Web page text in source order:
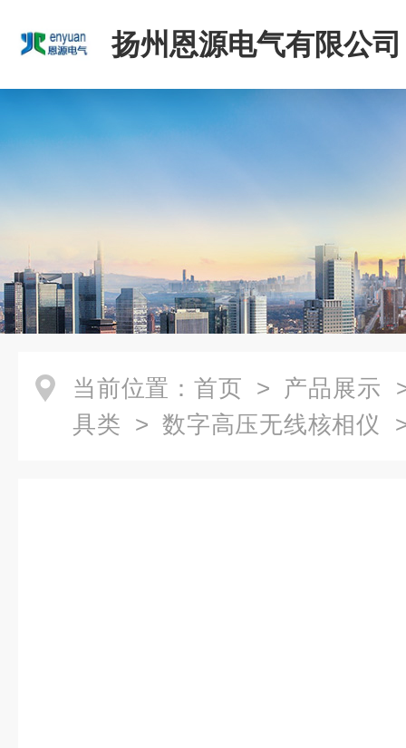
扬州恩源电气有限公司
当前位置： 首页 > 产品展示
具类 > 数字高压无线核相仪